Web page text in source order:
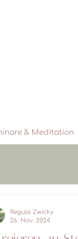
& Meditation
Regula Zwicky
26. Nov. 2024